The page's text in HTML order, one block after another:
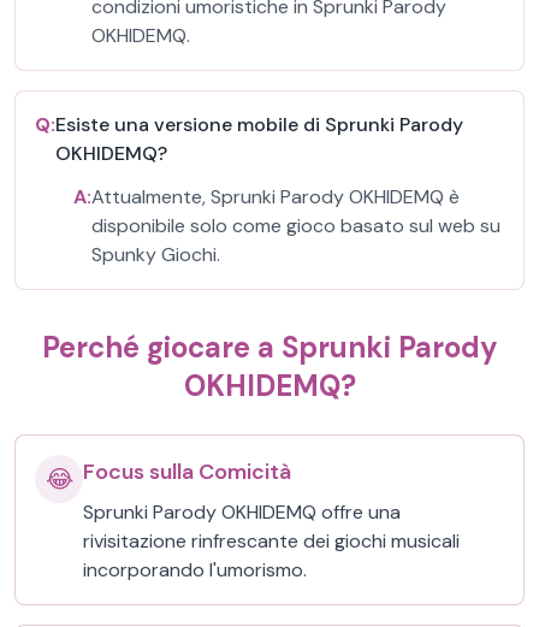
condizioni umoristiche in Sprunki Parody
OKHIDEMQ.
Q:Esiste una versione mobile di Sprunki Parody
OKHIDEMQ?
A:Attualmente, Sprunki Parody OKHIDEMQ è
disponibile solo come gioco basato sul web su
Spunky Giochi.
Perché giocare a Sprunki Parody
OKHIDEMQ?
😂 Focus sulla Comicità
Sprunki Parody OKHIDEMQ offre una
rivisitazione rinfrescante dei giochi musicali
incorporando l'umorismo.